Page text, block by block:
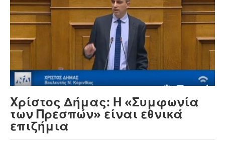
Χρίστος Δήμας: Η «Συμφωνία
των Πρεσπών» είναι εθνικά
επιζήμια